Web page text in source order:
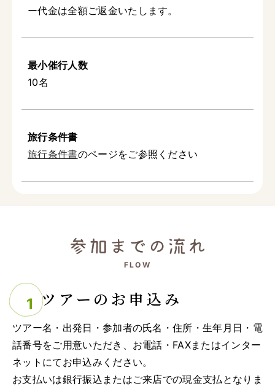
ー代金は全額ご返金いたします。
最小催行人数
10名
旅行条件書
旅行条件書のページをご参照ください
FLOW
ツアーのお申込み
ツアー名・出発日・参加者の氏名・住所・生年月日・電
話番号をご用意いただき、お電話・FAXまたはインター
ネットにてお申込みください。
お支払いは銀行振込またはご来店での現金支払となりま